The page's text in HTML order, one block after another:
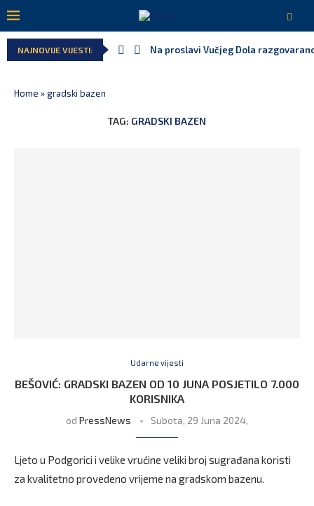
NAJNOVIJE VIJESTI: Na proslavi Vučjeg Dola
Home » gradski bazen
TAG: GRADSKI BAZEN
Udarne vijesti
BEŠOVIĆ: GRADSKI BAZEN OD 10 JUNA POSJETILO 7.000
KORISNIKA
od PressNews Subota, 29 Juna 2024,
Ljeto u Podgorici i velike vrućine veliki broj sugrađana koristi
za kvalitetno provedeno vrijeme na gradskom bazenu.